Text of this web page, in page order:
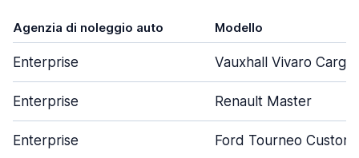
Agenzia di noleggio auto Modello
Enterprise Vauxhall Vivaro Cargo
Enterprise Renault Master
Enterprise Ford Tourneo Custom